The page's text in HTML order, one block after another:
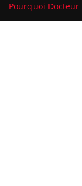
Pourquoi Docteur